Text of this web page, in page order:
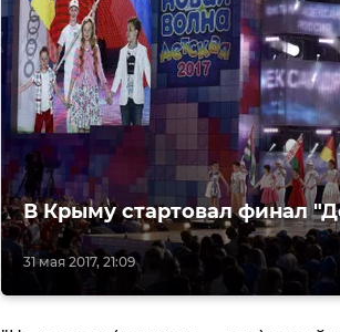
31 мая 2017, 21:09
В Крыму стартовал финал